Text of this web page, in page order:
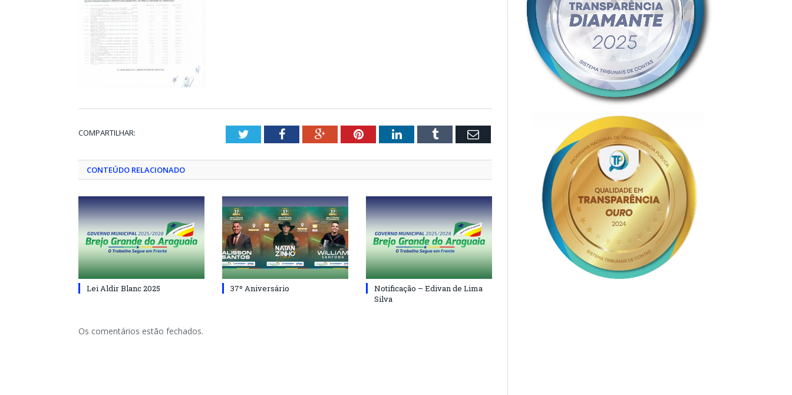
COMPARTILHAR: TwitterFacebookGoogle+PinterestLinkedInTumblr Email
CONTEÚDO RELACIONADO
Lei Aldir Blanc 2025 37º Aniversário
Notificação – Edivan de Lima
Silva
Os comentários estão fechados.